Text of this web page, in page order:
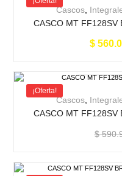
Cascos
CASCO MT FF128SV
$
¡Oferta!
Cascos,
CASCO MT FF128SV
$